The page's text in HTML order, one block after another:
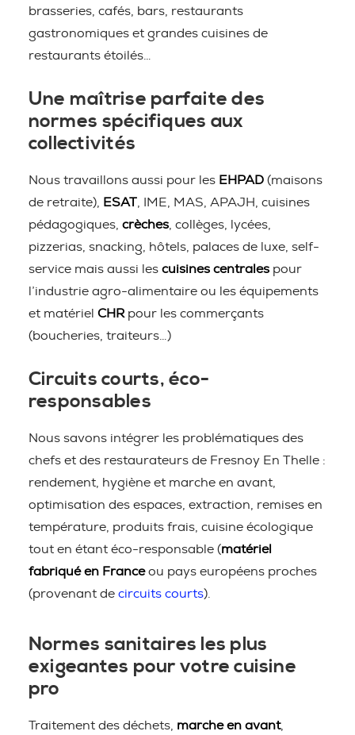
brasseries, cafés, bars, restaurants
gastronomiques et grandes cuisines de
restaurants étoilés…
Une maîtrise parfaite des
normes spécifiques aux
collectivités
Nous travaillons aussi pour les EHPAD (maisons
de retraite),
ESAT , IME, MAS, APAJH, cuisines
pédagogiques, crèches , collèges, lycées,
pizzerias, snacking, hôtels, palaces de luxe, self-
service mais aussi les cuisines centrales pour
l’industrie agro-alimentaire ou les équipements
et matériel CHR pour les commerçants
(boucheries, traiteurs…)
Circuits courts, éco-
responsables
Nous savons intégrer les problématiques des
chefs et des restaurateurs de Fresnoy En Thelle :
rendement, hygiène et marche en avant,
optimisation des espaces, extraction, remises en
température, produits frais, cuisine écologique
tout en étant éco-responsable (matériel
fabriqué en Franceou pays européens proches
(provenant de circuits courts).
Normes sanitaires les plus
exigeantes pour votre cuisine
pro
Traitement des déchets, marche en avant,